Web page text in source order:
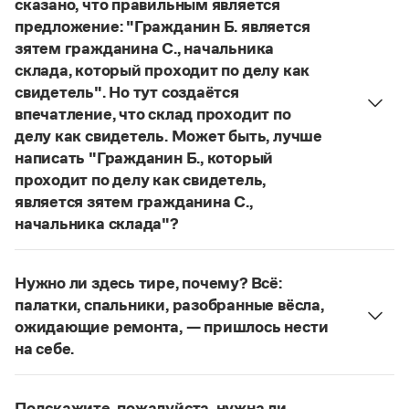
Словари русского языка как государственного
Справочники
Правила русской орфографии и пунктуации
Русский язык. Краткий теоретический курс
для школьников
Письмовник
Справочник по пунктуации
Словарь-справочник трудностей
Справочник по фразеологии
Азбучные истины
Все справочники портала
Новости и события
Управление в русском языке
Словарь русских имён
Словарь методических терминов
Правила русской орфографии и пунктуации
(1956)
сказано, что правильным является
предложение: "Гражданин Б. является
зятем гражданина С., начальника
склада, который проходит по делу как
свидетель". Но тут создаётся
впечатление, что склад проходит по
делу как свидетель. Может быть, лучше
написать "Гражданин Б., который
проходит по делу как свидетель,
является зятем гражданина С.,
начальника склада"?
В таком случае свидетелем по делу проходит уже
исходном варианте.
Страница ответа
Нужно ли здесь тире, почему? Всё:
палатки, спальники, разобранные вёсла,
ожидающие ремонта, — пришлось нести
на себе.
Поставленное тире закрывает ряд однородных